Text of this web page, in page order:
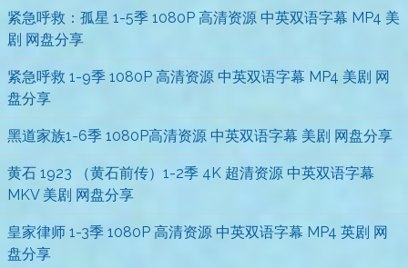
紧急呼救：孤星 1-5季 1080P 高清资源 中英双语字幕 MP4 美
剧 网盘分享
紧急呼救 1-9季 1080P 高清资源 中英双语字幕 MP4 美剧 网
盘分享
黑道家族1-6季 1080P高清资源 中英双语字幕 美剧 网盘分享
黄石 1923 （黄石前传）1-2季 4K 超清资源 中英双语字幕
MKV 美剧 网盘分享
皇家律师 1-3季 1080P 高清资源 中英双语字幕 MP4 英剧 网
盘分享